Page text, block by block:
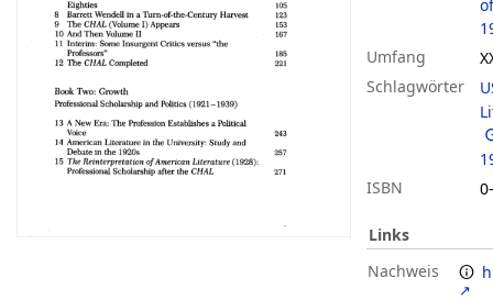
Umfang
Schlagwörter
ISBN
Links
Nachweis